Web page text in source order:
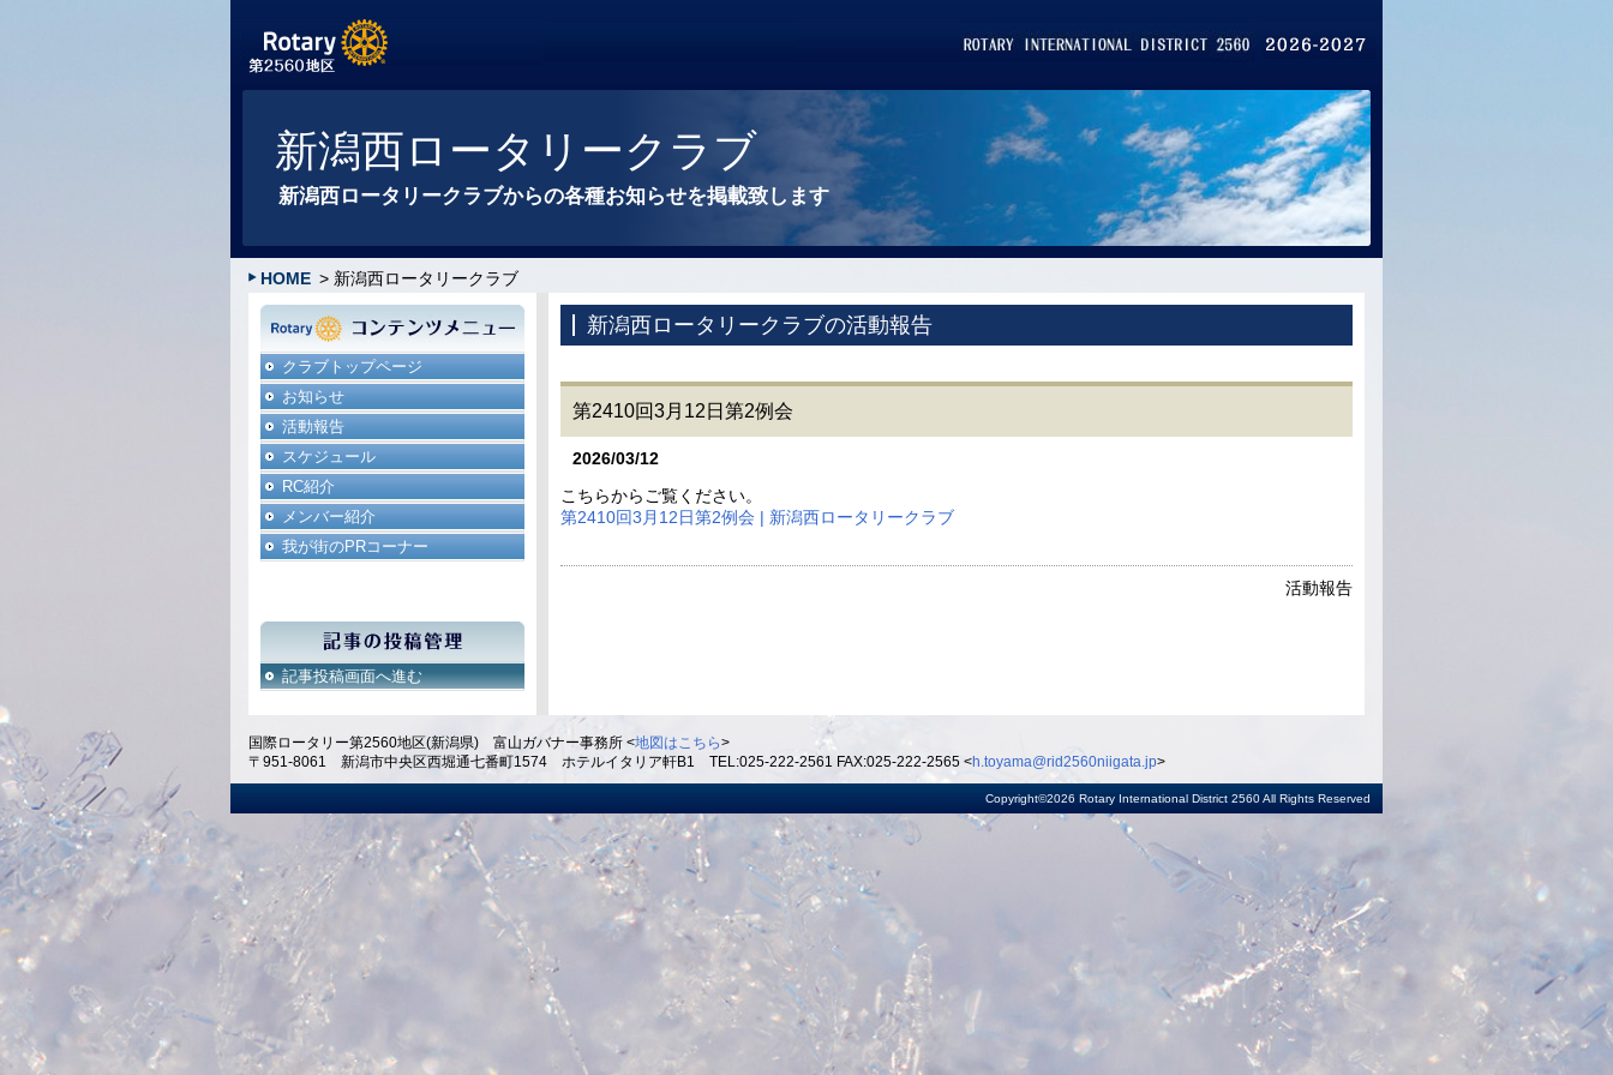
新潟西ロータリークラブ
新潟西ロータリークラブからの各種お知らせを掲載致します
HOME > 新潟西ロータリークラブ
クラブトップページ
お知らせ
活動報告
スケジュール
RC紹介
メンバー紹介
我が街のPRコーナー
記事投稿画面へ進む
新潟西ロータリークラブの活動報告
第2410回3月12日第2例会
2026/03/12
こちらからご覧ください。
第2410回3月12日第2例会 | 新潟西ロータリークラブ
活動報告
国際ロータリー第2560地区(新潟県) 富山ガバナー事務所 <地図はこちら>
〒951-8061 新潟市中央区西堀通七番町1574 ホテルイタリア軒B1 TEL:025-222-2561 FAX:025-222-2565 <h.toyama@rid2560niigata.jp>
Copyright©2026 Rotary International District 2560 All Rights Reserved